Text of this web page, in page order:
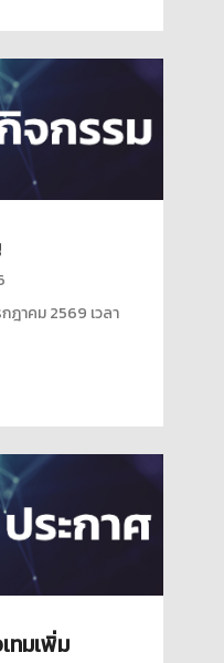
ฎาคม 2569 เวลา
ทมเพิ่ม